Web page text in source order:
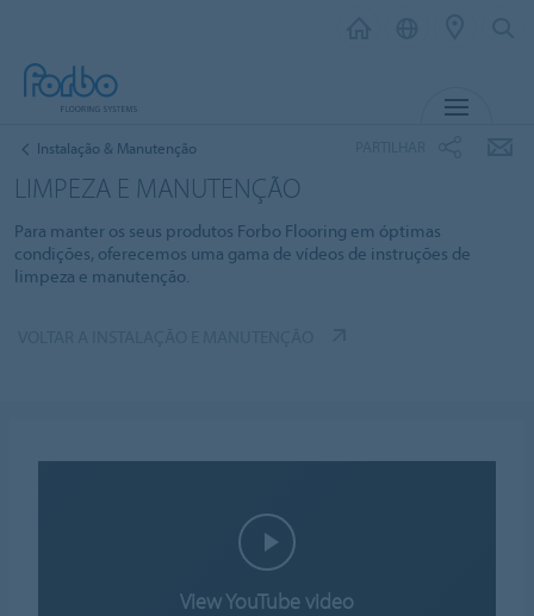
Instalação & Manutenção
LIMPEZA E MANUTENÇÃO
Para manter os seus produtos Forbo Flooring em óptimas
condições, oferecemos uma gama de vídeos de instruções de
limpeza e manutenção.
View YouTube video